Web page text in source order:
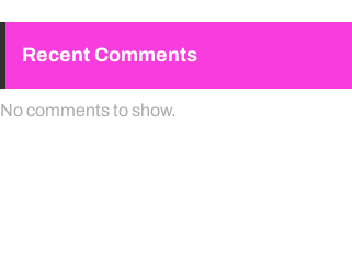
Recent Comments
No comments to show.